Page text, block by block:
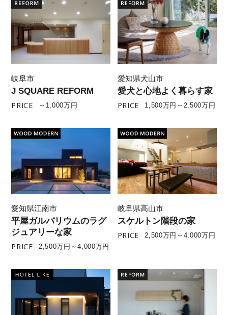
岐阜市
J SQUARE REFORM
PRICE
～1,000万円
愛知県犬山市
愛犬と心地よく暮らす家
PRICE
1,500万円～2,500万円
愛知県江南市
平屋ガルバリウムのラグ
ジュアリーな家
PRICE
2,500万円～4,000万円
岐阜県高山市
スケルトン階段の家
PRICE
2,500万円～4,000万円